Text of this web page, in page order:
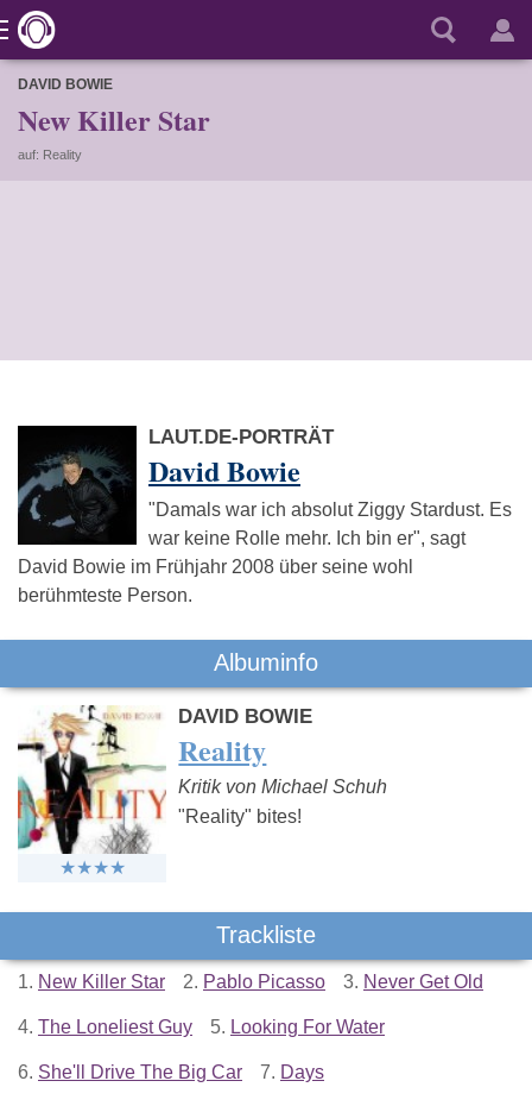
DAVID BOWIE
New Killer Star
auf: Reality
LAUT.DE-PORTRÄT
David Bowie
"Damals war ich absolut Ziggy Stardust. Es
war keine Rolle mehr. Ich bin er", sagt
David Bowie im Frühjahr 2008 über seine wohl
berühmteste Person.
Albuminfo
DAVID BOWIE
Reality
Kritik von Michael Schuh
"Reality" bites!
Trackliste
1. New Killer Star 2. Pablo Picasso 3. Never Get Old
4. The Loneliest Guy 5. Looking For Water
6. She'll Drive The Big Car 7. Days